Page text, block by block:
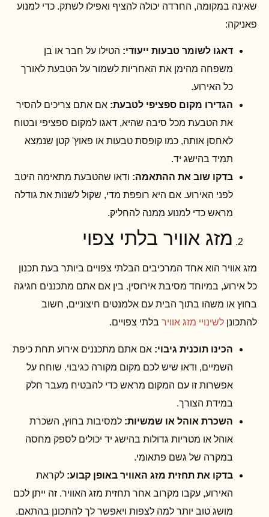
שאינה במקומה, החרדה יכולה להציף ואפילו לשתק. כדי למנוע
פאניקה:
דאגו לשומר טבעות ייעודי: הטילו על חבר או בן
משפחה מהימן את האחריות לשמור על הטבעת לאורך
כל האירוע.
הגדירו מקום ספציפי לטבעת: אם אתם צריכים להסיר
את הטבעת מכל סיבה שהיא, דאגו למקום ספציפי ובטוח
לאחסן אותה, כמו קופסת טבעות או פאוץ' קטן שנמצא
תמיד בהישג יד.
בדקו שוב את ההתאמה: ודאו שהטבעת מתאימה היטב
לפני האירוע. אם היא רופפת מדי, שקול לשנות את גודלה
מראש כדי למנוע ממנה להחליק.
מזג אוויר בלתי צפוי
מזג אוויר הוא אחד המרכיבים הבלתי צפויים ביותר בעת תכנון
כל אירוע, במיוחד מסיבת אירוסין. בין אם אתם מתכננים חגיגה
בחוץ או משהו בתוך הבית עם אלמנטים חיצוניים, חשוב
להתכונן לשינויי מזג אוויר בלתי צפויים.
הכינו תוכנית גיבוי: אם אתם מתכננים אירוע תחת כיפת
השמיים, ודאו שיש לכם מקום מקורה כגיבוי. שוחח על
אפשרות זו עם המקום מראש כדי להבטיח מעבר חלק
במידת הצורך.
השכרת אוהל או שמשיות: למסיבות בחוץ, השכרת
אוהל או מטריות גדולות בהישג יד יכולים לספק מחסה
במקרה של גשם פתאומי.
בדקו את תחזית מזג האוויר באופן קבוע: לקראת
האירוע, עקבו מקרוב אחר תחזית מזג האוויר. זה ייתן לכם
מושג טוב יותר למה לצפות ויאפשר לך להתכונן בהתאם.